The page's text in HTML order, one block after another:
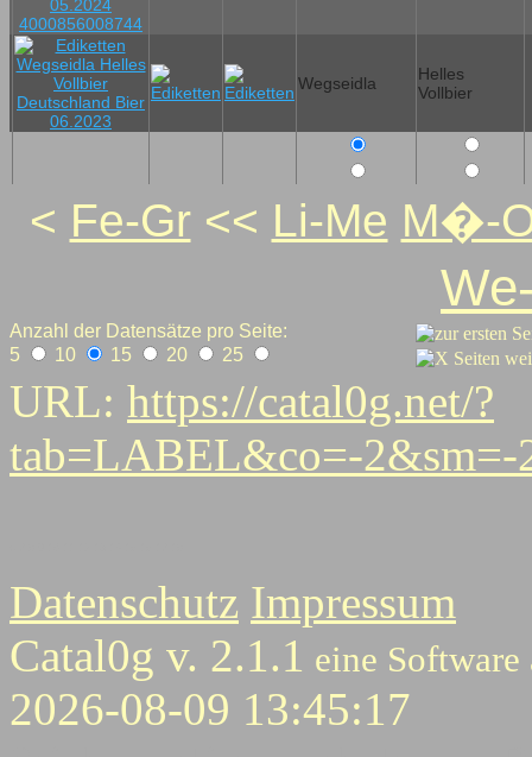
Wegseidla
Helles
Vollbier
< Fe-Gr<< Li-Me M�-
Anzahl der Datensätze pro Seite:
5
10 15 20 25
URL: https://catal0g.net/?
tab=LABEL&co=-
Datenschutz Impressum
Catal0g v. 2.1.1 eine Software
2026-08-09 13:45:17